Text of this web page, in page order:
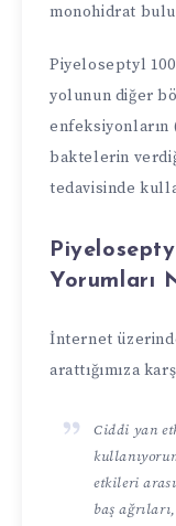
monohidrat
Piyeloseptyl
yolunun diğer
enfeksiyonların
baktelerin
tedavisinde
Yorumları
İnternet
arattığımıza
Ciddi yan
etkileri
baş